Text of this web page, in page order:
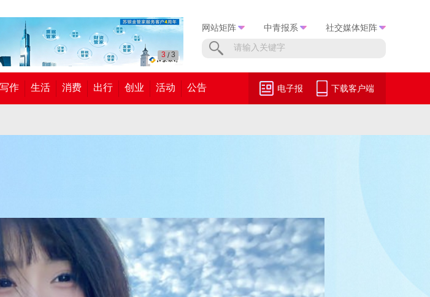
1 / 3
网站矩阵 中青报系 社交媒体矩阵
写作 生活 消费 出行 创业 活动 公告 电子报 下载客户端